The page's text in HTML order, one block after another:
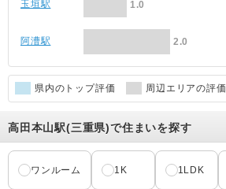
玉垣駅 1.0
阿漕駅 2.0
県内のトップ評価 周辺エリアの評価
高田本山駅(三重県)で住まいを探す
ワンルーム 1K 1LDK